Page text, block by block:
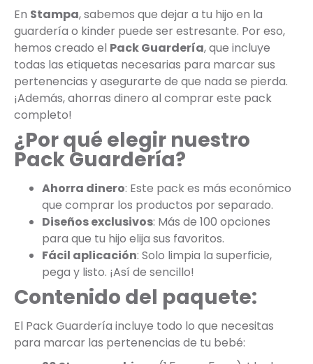
En Stampa, sabemos que dejar a tu hijo en la
guardería o kinder puede ser estresante. Por eso,
hemos creado el Pack Guardería, que incluye
todas las etiquetas necesarias para marcar sus
pertenencias y asegurarte de que nada se pierda.
¡Además, ahorras dinero al comprar este pack
completo!
¿Por qué elegir nuestro
Pack Guardería?
Ahorra dinero: Este pack es más económico
que comprar los productos por separado.
Diseños exclusivos: Más de 100 opciones
para que tu hijo elija sus favoritos.
Fácil aplicación: Solo limpia la superficie,
pega y listo. ¡Así de sencillo!
Contenido del paquete:
El Pack Guardería incluye todo lo que necesitas
para marcar las pertenencias de tu bebé: